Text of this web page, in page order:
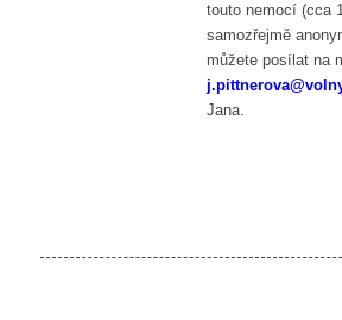
touto nemocí (cca
samozřejmě
můžete posílat na
Jana.